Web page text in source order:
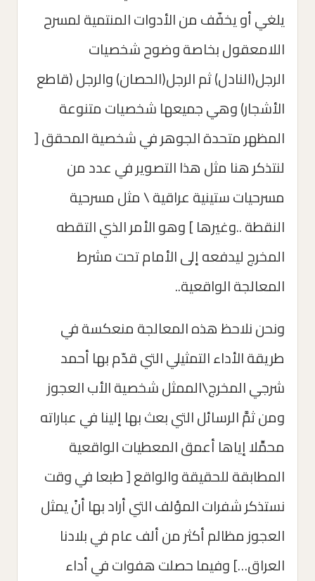
يلغي أو يخفّف من الأدوات المنتمية لمسرح
اللامعقول بخاصة وضوح شخصيات
الرجل(النادل) ثم الرجل(الحصان) والرجل (قاطع
الأشجار) وهي جميعها شخصيات متنوعة
المظهر متحدة الجوهر في شخصية المحقق [
لنتذكر هنا مثل هذا التصوير في عدد من
مسرحيات ستينية عراقية \ مثل مسرحية
النقطة ..وغيرها ] وهو الأمر الذي التقطه
المخرج ليدفعه إلى الأمام تحت مشرط
المعالجة الواقعية..
ونحن نلاحظ هذه المعالجة منعكسة في
طريقة الأداء التمثيلي التي قدّم بها أحمد
شرجي المخرج\الممثل شخصية الأب العجوز
ومن ثمَّ الرسائل التي بعث بها إلينا في عباراته
محمِّلا إياها أعمق المعطيات الواقعية
المطابقة للحقيقة والواقع [ طبعا في وقت
نستذكر شفرات المؤلف التي أراد بها أنْ يمثل
العجوز مظالم أكثر من ألف عام في بلادنا
العراق…] وفيما حصلت هفوات في أداء